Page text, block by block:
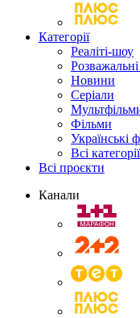
Категорії
Реаліті-шоу
Новини
Серіали
Фільми
Українські
Всі категорії
Всі проєкти
Канали